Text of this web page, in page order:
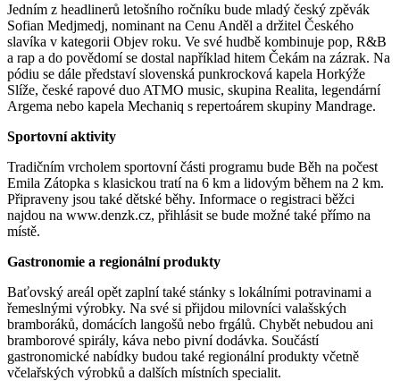
Jedním z headlinerů letošního ročníku bude mladý český zpěvák
Sofian Medjmedj, nominant na Cenu Anděl a držitel Českého
slavíka v kategorii Objev roku. Ve své hudbě kombinuje pop, R&B
a rap a do povědomí se dostal například hitem Čekám na zázrak. Na
pódiu se dále představí slovenská punkrocková kapela Horkýže
Slíže, české rapové duo ATMO music, skupina Realita, legendární
Argema nebo kapela Mechaniq s repertoárem skupiny Mandrage.
Sportovní aktivity
Tradičním vrcholem sportovní části programu bude Běh na počest
Emila Zátopka s klasickou tratí na 6 km a lidovým během na 2 km.
Připraveny jsou také dětské běhy. Informace o registraci běžci
najdou na www.denzk.cz, přihlásit se bude možné také přímo na
místě.
Gastronomie a regionální produkty
Baťovský areál opět zaplní také stánky s lokálními potravinami a
řemeslnými výrobky. Na své si přijdou milovníci valašských
bramboráků, domácích langošů nebo frgálů. Chybět nebudou ani
bramborové spirály, káva nebo pivní dodávka. Součástí
gastronomické nabídky budou také regionální produkty včetně
včelařských výrobků a dalších místních specialit.